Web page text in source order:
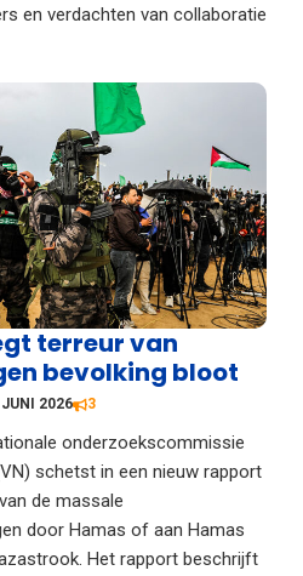
en verdachten van collaboratie
terreur van
bevolking bloot
2026 3
onderzoekscommissie
schetst in een nieuw rapport
de massale
door Hamas of aan Hamas
Het rapport beschrijft